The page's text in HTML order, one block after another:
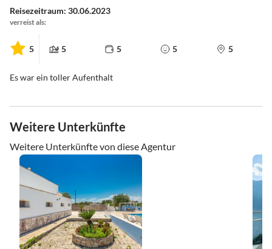
Reisezeitraum: 30.06.2023
verreist als:
5 5 5 5 5
Es war ein toller Aufenthalt
Weitere Unterkünfte
Weitere Unterkünfte von diese Agentur